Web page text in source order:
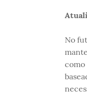
No
como